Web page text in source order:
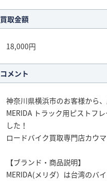
買取金額
18,000円
コメント
神奈川県横浜市のお客様から
MERIDA トラック用ピストフ
した！
ロードバイク買取専門店カウ
【ブランド・商品説明】
MERIDA(メリダ）は台湾のバ